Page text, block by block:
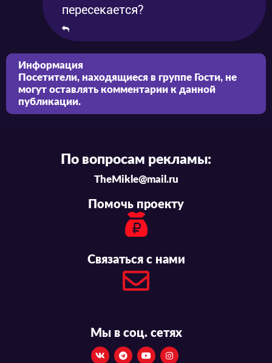
пересекается?
Информация
Посетители, находящиеся в группе Гости, не
могут оставлять комментарии к данной
публикации.
По вопросам рекламы:
TheMikle@mail.ru
Помочь проекту
Связаться с нами
Мы в соц. сетях